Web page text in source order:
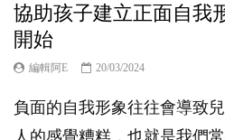
協助孩子建立正面自我
開始
編輯阿E 20/03/2024
負面的自我形象往往會導致
人的感覺糟糕，也就是我們